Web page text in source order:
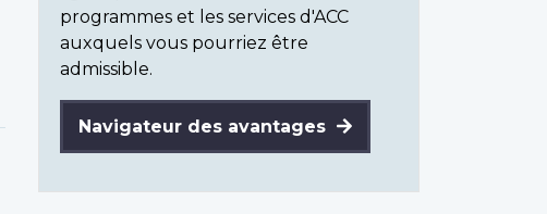
programmes et les services d'ACC
auxquels vous pourriez être
admissible.
Navigateur des avantages